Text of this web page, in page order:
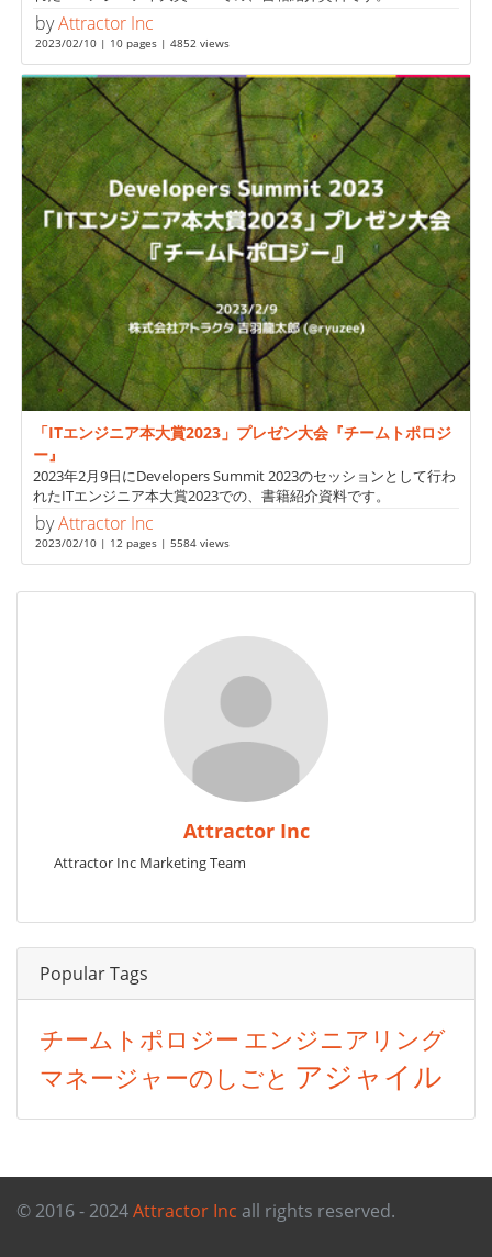
byAttractor Inc
2023/02/10 | 10 pages | 4852 views
「ITエンジニア本大賞2023」プレゼン大会『チームトポロジ
ー』
2023年2月9日にDevelopers Summit 2023のセッションとして行わ
れたITエンジニア本大賞2023での、書籍紹介資料です。
byAttractor Inc
2023/02/10 | 12 pages | 5584 views
Attractor Inc
Attractor Inc Marketing Team
Popular Tags
チームトポロジー エンジニアリング
マネージャーのしごと アジャイル
© 2016 - 2024Attractor Inc all rights reserved.